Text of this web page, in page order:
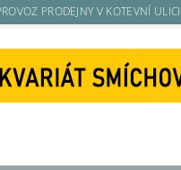
PRODEJNY V KOTEVNÍ